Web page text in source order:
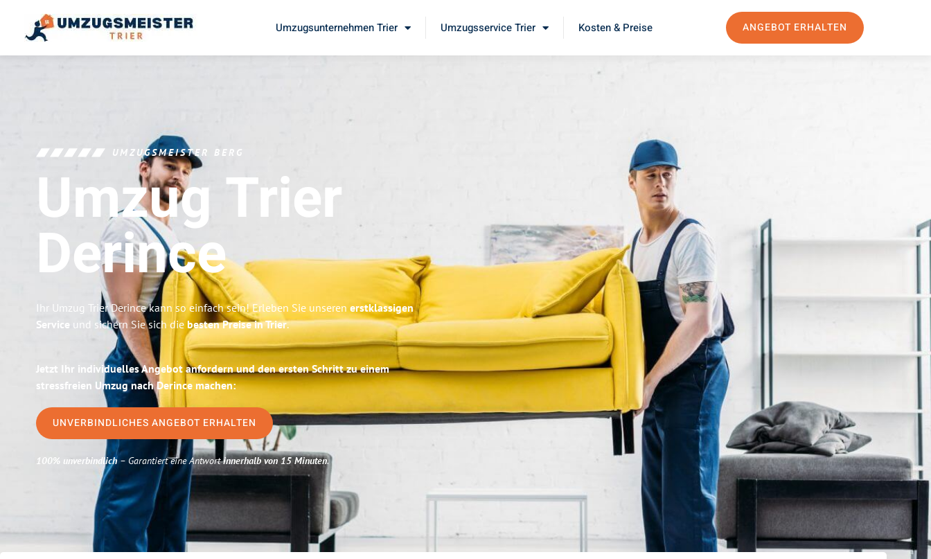
Umzugsunternehmen Trier Umzugsservice Trier Kosten & Preise ANGEBOT ERHALTEN
UMZUGSMEISTER BERG
Umzug Trier
Derince
Ihr Umzug Trier Derince kann so einfach sein! Erleben Sie unseren erstklassigen
Service und sichern Sie sich die besten Preise in Trier.
Jetzt Ihr individuelles Angebot anfordern und den ersten Schritt zu einem
stressfreien Umzug nach Derince machen:
UNVERBINDLICHES ANGEBOT ERHALTEN
100% unverbindlich– Garantiert eine Antwortinnerhalb von 15 Minuten.